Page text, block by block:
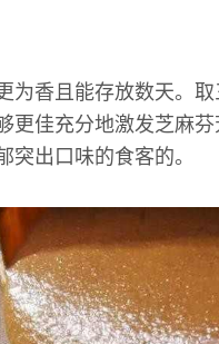
为香且能存放数天。
更佳充分地激发芝麻
出口味的食客的。